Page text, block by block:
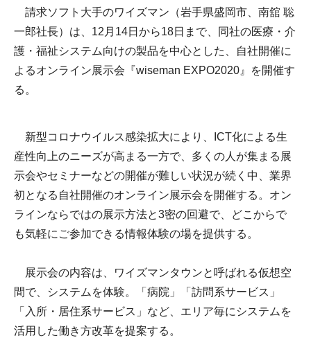
請求ソフト大手のワイズマン（岩手県盛岡市、南舘 聡
一郎社長）は、12月14日から18日まで、同社の医療・介
護・福祉システム向けの製品を中心とした、自社開催に
よるオンライン展示会『wiseman EXPO2020』を開催す
る。
新型コロナウイルス感染拡大により、ICT化による生
産性向上のニーズが高まる一方で、多くの人が集まる展
示会やセミナーなどの開催が難しい状況が続く中、業界
初となる自社開催のオンライン展示会を開催する。オン
ラインならではの展示方法と3密の回避で、どこからで
も気軽にご参加できる情報体験の場を提供する。
展示会の内容は、ワイズマンタウンと呼ばれる仮想空
間で、システムを体験。「病院」「訪問系サービス」
「入所・居住系サービス」など、エリア毎にシステムを
活用した働き方改革を提案する。